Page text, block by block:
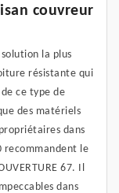
couvreur
la plus
résistante qui
ce type de
des matériels
dans
recommandent le
67. Il
dans